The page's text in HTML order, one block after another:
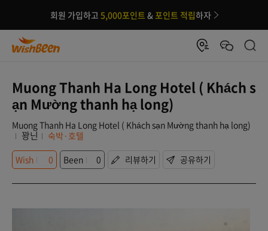
회원 가입하고 5,000포인트 &포인트 적립하자
Muong Thanh Ha Long Hotel ( Khách s
ạn Mường thanh hạ long)
Muong Thanh Ha Long Hotel ( Khách sạn Mường thanh hạ long)
꽝닌
숙박·호텔
Wish
0 Been 0 리뷰하기 공유하기